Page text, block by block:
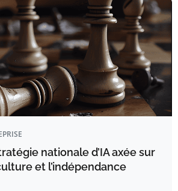
nationale d’IA axée sur
et l’indépendance